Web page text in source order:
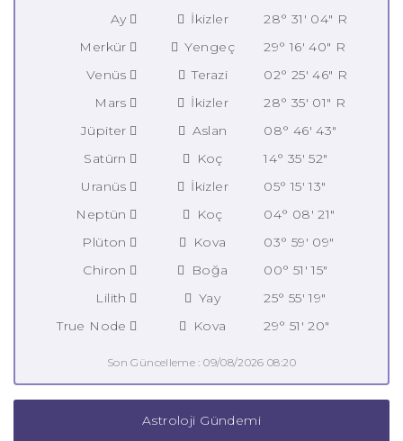
Ay
İkizler
28° 31' 04" R
Merkür
Yengeç
29° 16' 40" R
Venüs
Terazi
02° 25' 46" R
Mars
İkizler
28° 35' 01" R
Jüpiter
Aslan
08° 46' 43"
Satürn
Koç
14° 35' 52"
Uranüs
İkizler
05° 15' 13"
Neptün
Koç
04° 08' 21"
Plüton
Kova
03° 59' 09"
Chiron
Boğa
00° 51' 15"
Lilith
Yay
25° 55' 19"
True Node
Kova 29° 51' 20"
Son Güncelleme : 09/08/2026 08:20
Astroloji Gündemi